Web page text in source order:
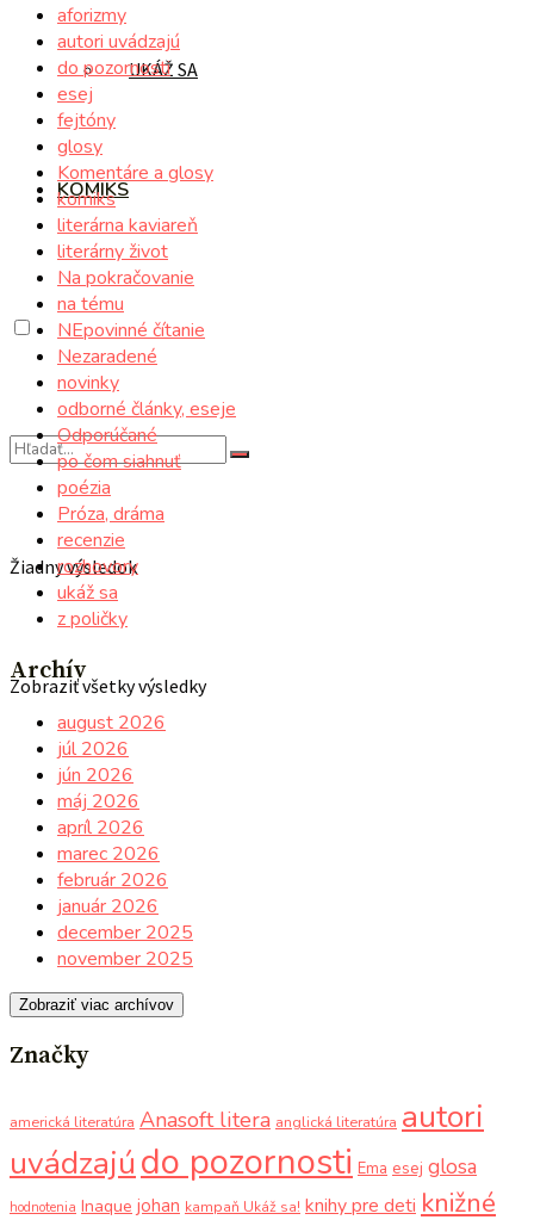
UKÁŽ SA
KOMIKS
Žiadny výsledok
Zobraziť všetky výsledky
aforizmy
autori uvádzajú
do pozornosti
esej
fejtóny
glosy
Komentáre a glosy
komiks
literárna kaviareň
literárny život
Na pokračovanie
na tému
NEpovinné čítanie
Nezaradené
novinky
odborné články, eseje
Odporúčané
po čom siahnuť
poézia
Próza, dráma
recenzie
rozhovory
ukáž sa
z poličky
Archív
august 2026
júl 2026
jún 2026
máj 2026
apríl 2026
marec 2026
február 2026
január 2026
december 2025
november 2025
Zobraziť viac archívov
Značky
americká literatúra Anasoft litera anglická literatúra autori
uvádzajúdo pozornosti Ema esej glosa
hodnotenia Inaque johan kampaň Ukáž sa! knihy pre deti knižné